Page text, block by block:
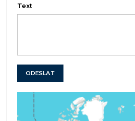
Text
ODESLAT